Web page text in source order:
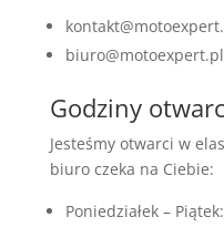
biuro@motoexpert.pl
Godziny
Jesteśmy otwarci w
biuro czeka na Ciebie:
Poniedziałek –